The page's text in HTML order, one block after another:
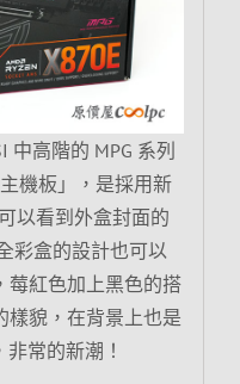
中高階的 MPG 系列
主機板」，是採用新
以看到外盒封面的
彩盒的設計也可以
莓紅色加上黑色的搭
樣貌，在背景上也是
常的新潮！